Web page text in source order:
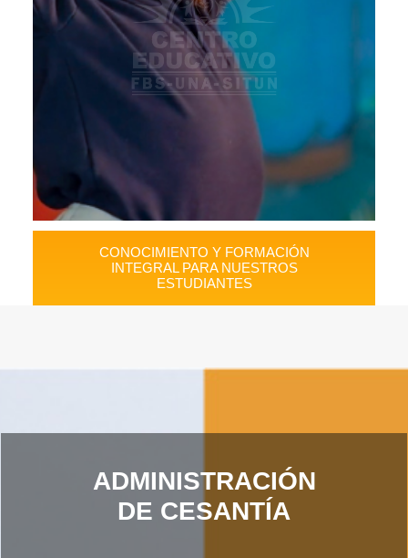
CONOCIMIENTO Y FORMACIÓN
INTEGRAL PARA NUESTROS
ESTUDIANTES
ADMINISTRACIÓN
DE CESANTÍA